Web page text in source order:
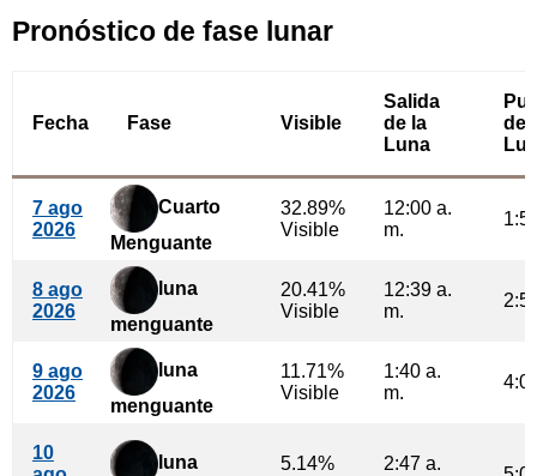
Pronóstico de fase lunar
Fecha Fase Visible
Salida
de la
Luna
de
7 ago
2026
Cuarto
Menguante
32.89%
Visible
12:00 a.
m.
8 ago
2026
luna
menguante
20.41%
Visible
12:39 a.
m.
9 ago
2026
luna
menguante
11.71%
Visible
1:40 a.
m.
10
luna
5.14%
2:47 a.